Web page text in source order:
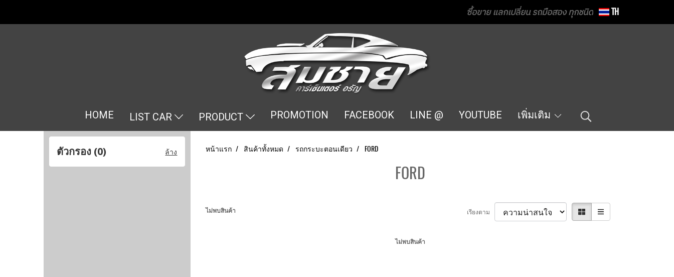
ซื้อขาย แลกเปลี่ยน รถมือสอง ทุกชนิด TH
HOME LIST CAR PRODUCT PROMOTION FACEBOOK LINE @ YOUTUBE เพิ่มเติม
หน้าแรก สินค้าทั้งหมด รถกระบะตอนเดียว FORD
FORD
ไม่พบสินค้า เรียงตาม
ไม่พบสินค้า
ตัวกรอง (0) ล้าง